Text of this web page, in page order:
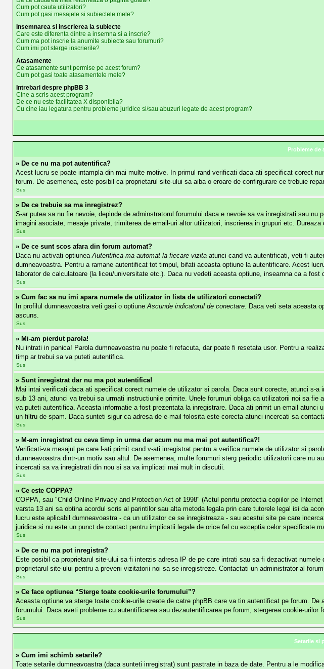
Cum pot cauta utilizatori?
Cum pot gasi mesajele si subiectele mele?
Insemnarea si inscrierea la subiecte
Care este diferenta dintre a insemna si a inscrie?
Cum ma pot inscrie la anumite subiecte sau forumuri?
Cum imi pot sterge inscrierile?
Atasamente
Ce atasamente sunt permise pe acest forum?
Cum pot gasi toate atasamentele mele?
Intrebari despre phpBB 3
Cine a scris acest program?
De ce nu este facilitatea X disponibila?
Cu cine iau legatura pentru probleme juridice si/sau abuzuri legate de acest program?
Probleme de
» De ce nu ma pot autentifica?
Acest lucru se poate intampla din mai multe motive. In primul rand verificati daca ati specificat corect
forum. De asemenea, este posibil ca proprietarul site-ului sa aiba o eroare de confirgurare ce trebuie
Sus
» De ce trebuie sa ma inregistrez?
S-ar putea sa nu fie nevoie, depinde de adminstratorul forumului daca e nevoie sa va inregistrati sau
imagini asociate, mesaje private, trimiterea de email-uri altor utilizatori, inscrierea in grupuri etc.
Sus
» De ce sunt scos afara din forum automat?
Daca nu activati optiuneaAutentifica-ma automat la fiecare vizita atunci cand va autentificati, veti fi
dumneavoastra. Pentru a ramane autentificat tot timpul, bifati aceasta optiune la autentificare. Acest
laborator de calculatoare (la liceu/universitate etc.). Daca nu vedeti aceasta optiune, inseamna ca a
Sus
» Cum fac sa nu imi apara numele de utilizator in lista de utilizatori conectati?
In profilul dumneavoastra veti gasi o optiuneAscunde indicatorul de conectare. Daca veti seta aceasta
ascuns.
Sus
» Mi-am pierdut parola!
Nu intrati in panica! Parola dumneavoastra nu poate fi refacuta, dar poate fi resetata usor. Pentru a
timp ar trebui sa va puteti autentifica.
Sus
» Sunt inregistrat dar nu ma pot autentifica!
Mai intai verificati daca ati specificat corect numele de utilizator si parola. Daca sunt corecte, atunci s-
sub 13 ani, atunci va trebui sa urmati instructiunile primite. Unele forumuri obliga ca utilizatorii noi sa
va puteti autentifica. Aceasta informatie a fost prezentata la inregistrare. Daca ati primit un email
un filtru de spam. Daca sunteti sigur ca adresa de e-mail folosita este corecta atunci incercati sa
Sus
» M-am inregistrat cu ceva timp in urma dar acum nu ma mai pot autentifica?!
Verificati-va mesajul pe care l-ati primit cand v-ati inregistrat pentru a verifica numele de utilizator si
dumneavoastra dintr-un motiv sau altul. De asemenea, multe forumuri sterg periodic utilizatorii care nu
incercati sa va inregistrati din nou si sa va implicati mai mult in discutii.
Sus
» Ce este COPPA?
COPPA, sau "Child Online Privacy and Protection Act of 1998" (Actul penrtu protectia copiilor pe
varsta 13 ani sa obtina acordul scris al parintilor sau alta metoda legala prin care tutorele legal isi da
lucru este aplicabil dumneavoastra - ca un utilizator ce se inregistreaza - sau acestui site pe care
juridice si nu este un punct de contact pentru implicatii legale de orice fel cu exceptia celor specificate
Sus
» De ce nu ma pot inregistra?
Este posibil ca proprietarul site-ului sa fi interzis adresa IP de pe care intrati sau sa fi dezactivat
proprietarul site-ului pentru a preveni vizitatorii noi sa se inregistreze. Contactati un administrator al
Sus
» Ce face optiunea “Sterge toate cookie-urile forumului”?
Aceasta optiune va sterge toate cookie-urile create de catre phpBB care va tin autentificat pe forum.
forumului. Daca aveti probleme cu autentificarea sau dezautentificarea pe forum, stergerea cookie-urilor
Sus
Setarile si
» Cum imi schimb setarile?
Toate setarile dumneavoastra (daca sunteti inregistrat) sunt pastrate in baza de date. Pentru a le